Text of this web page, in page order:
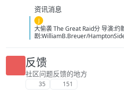
资讯消息
J
大偷袭 The Great Raid分 导演:约
剧:WilliamB.Breuer/
曼辛托斯/杰里米·卡拉汉/
德/萨姆·沃辛顿/RoystonInnes/卢
雷特·塔克/KristianSchmid/瓦维克
·费因斯/马尔顿·索克斯/罗根·马歇
里斯托弗·詹姆斯·贝克/康妮·尼尔
反馈
社区问题反馈的地方
35 151